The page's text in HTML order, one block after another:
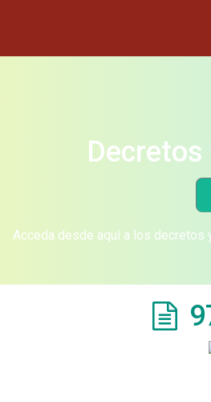
Acceda desde aquí a los